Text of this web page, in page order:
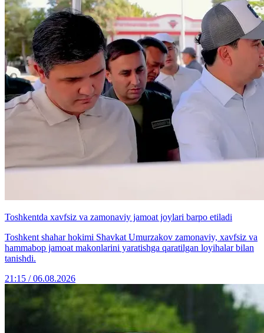
Toshkentda xavfsiz va zamonaviy jamoat joylari barpo etiladi
Toshkent shahar hokimi Shavkat Umurzakov zamonaviy, xavfsiz va
hammabop jamoat makonlarini yaratishga qaratilgan loyihalar bilan
tanishdi.
21:15 / 06.08.2026